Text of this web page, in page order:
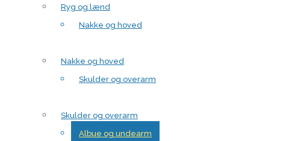
Nakke og hoved
Skulder og overarm
Albue og undearm
Ryg og lænd
Nakke og hoved
Skulder og overarm